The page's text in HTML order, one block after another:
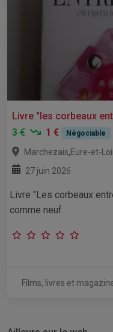
Livre "les corbeaux
3 €
1 € Négociable
Marchezais,Eure-et-
27 juin 2026
Livre "Les corbeaux
comme neuf.
Films, livres et